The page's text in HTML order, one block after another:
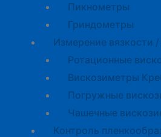
Пикнометры
Гриндометры
Измерение вязкости
Ротационные
Вискозиметры
Погружные
Чашечные
Контроль